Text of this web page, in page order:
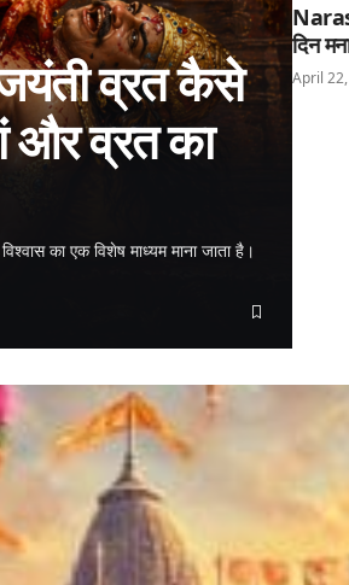
व्रत कैसे
और व्रत का
का एक विशेष माध्यम माना जाता है।
दिन
April